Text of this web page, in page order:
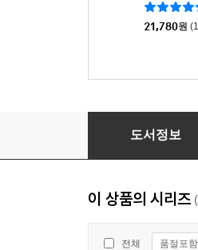
21,780원
저항의 멜랑콜리
도서정보
이 상품의 시리즈
전체 품절포함